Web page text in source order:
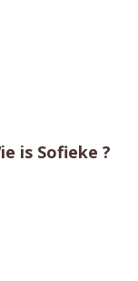
is Sofieke ?